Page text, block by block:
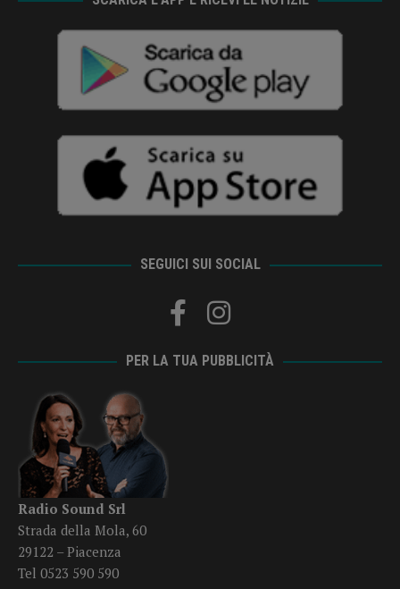
SEGUICI SUI SOCIAL
PER LA TUA PUBBLICITÀ
Radio Sound Srl
Strada della Mola, 60
29122 – Piacenza
Tel 0523 590 590